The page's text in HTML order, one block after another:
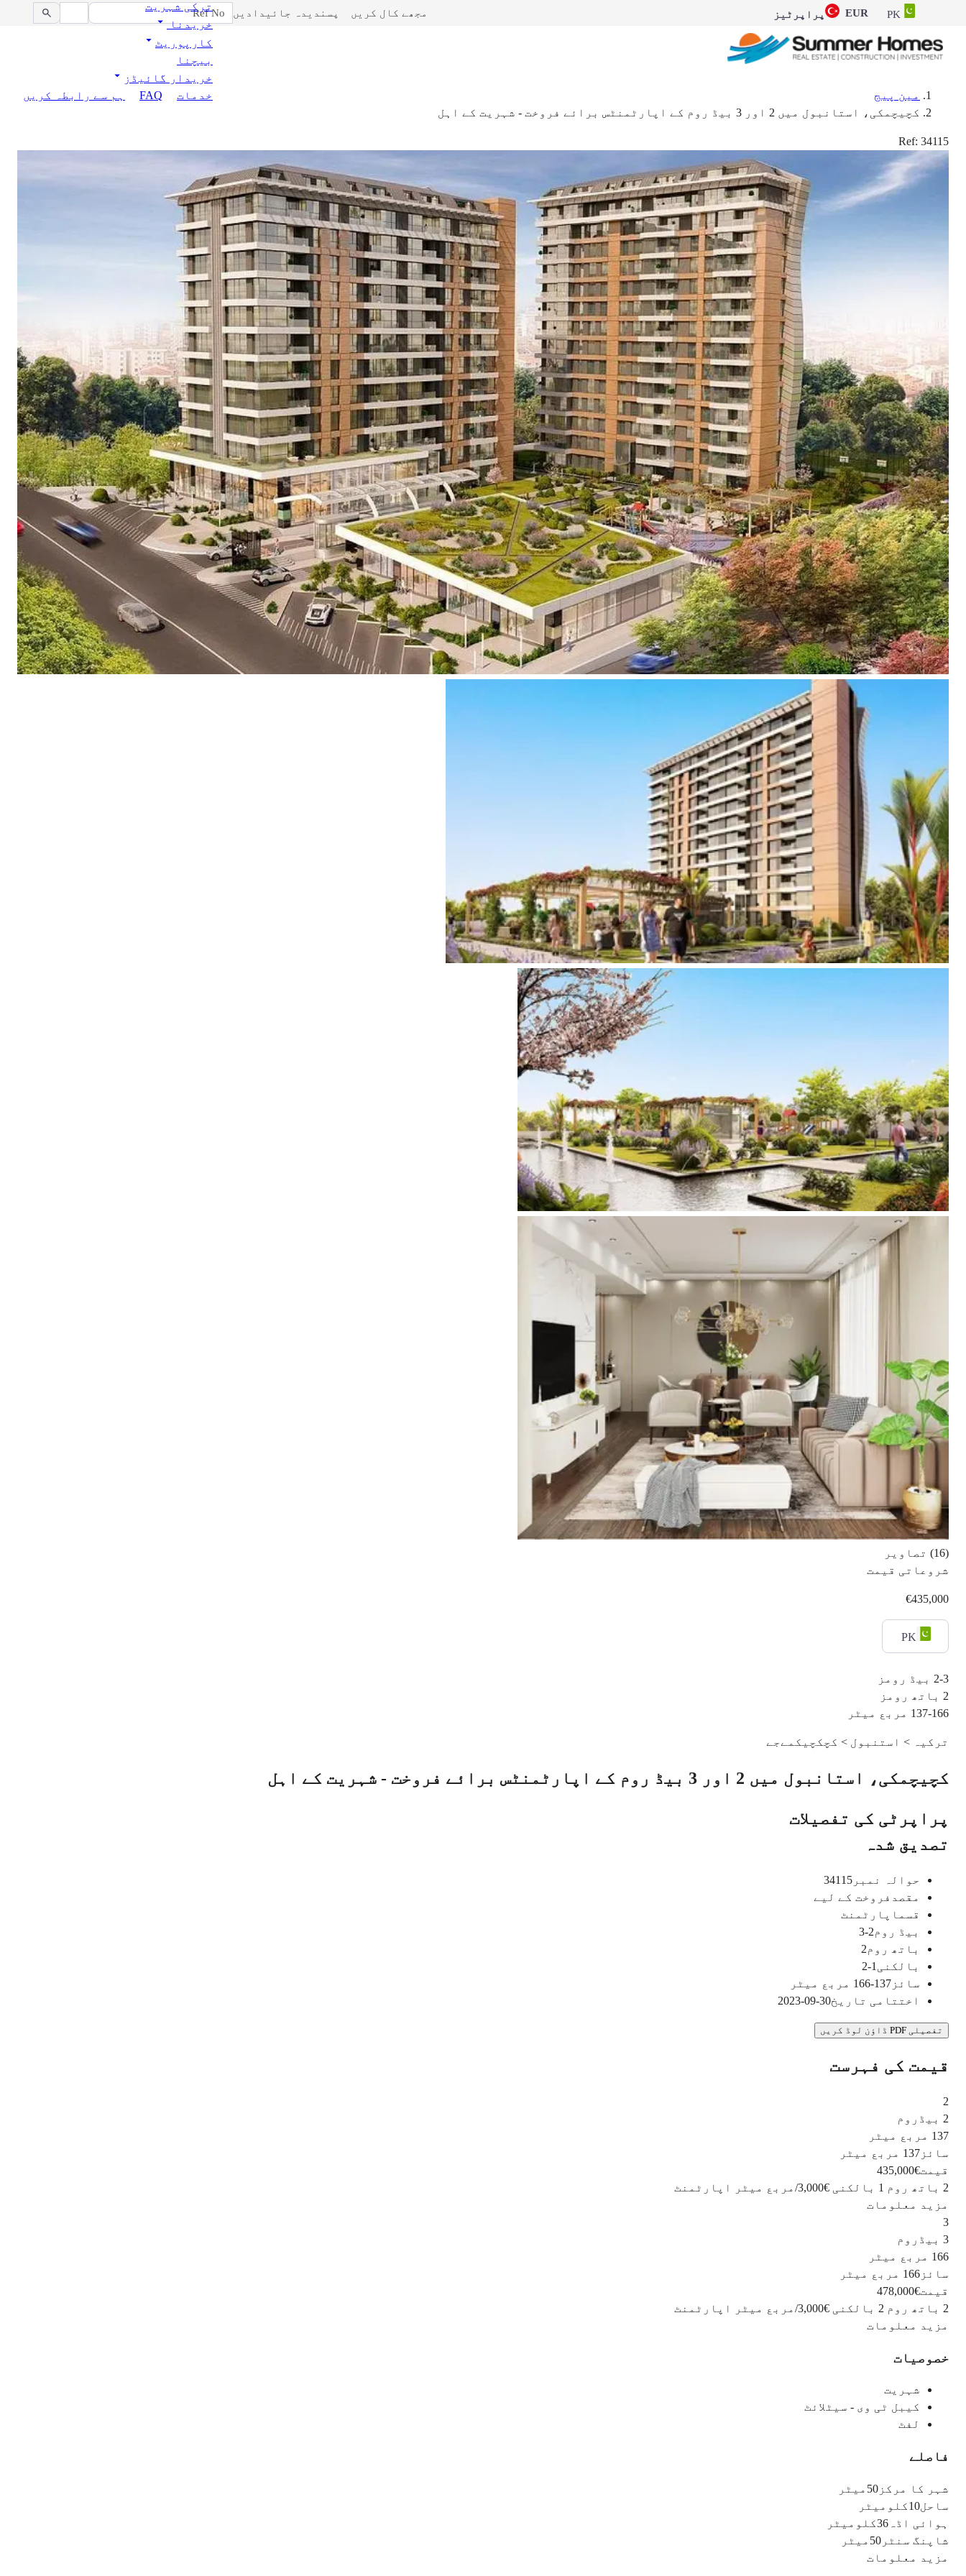
PK
EUR پراپرٹیز مجھے کال کریں پسندیدہ جائیدادیں
ترکی شہریت
خریدنا
کارپوریٹ
بیچنا
خریدار گائیڈز
خدمات
FAQ ہم سے رابطہ کریں
مین پیج
کچیچمکی، استانبول میں 2 اور 3 بیڈ روم کے اپارٹمنٹس برائے فروخت - شہریت کے اہل
Ref: 34115
(16) تصاویر
شروعاتی قیمت
€435,000
PK
2-3 بیڈ رومز
2 باتھ رومز
137-166 مربع میٹر
ترکیہ > استنبول > کچکچیکمےجے
کچیچمکی، استانبول میں 2 اور 3 بیڈ روم کے اپارٹمنٹس برائے فروخت - شہریت کے اہل
پراپرٹی کی تفصیلات
تصدیق شدہ
حوالہ نمبر 34115
مقصد فروخت کے لیے
قسم اپارٹمنٹ
بیڈ روم2-3
باتھ روم2
بالکنی 1-2
سائز 137-166
مربع میٹر
اختتامی تاریخ30-09-2023
تفصیلی PDF ڈاؤن لوڈ کریں
قیمت کی فہرست
2
2 بیڈروم
137 مربع میٹر
سائز 137 مربع میٹر
قیمت€435,000
2 باتھ روم
1 بالکنی €3,000
/مربع میٹر
اپارٹمنٹ
مزید معلومات
3
3 بیڈروم
166 مربع میٹر
سائز 166 مربع میٹر
قیمت€478,000
2 باتھ روم
2 بالکنی €3,000
/مربع میٹر
اپارٹمنٹ
مزید معلومات
خصوصیات
شہریت
کیبل ٹی وی - سیٹلائٹ
لفٹ
فاصلے
شہر کا مرکز 50میٹر
ساحل10کلومیٹر
ہوائی اڈہ 36کلومیٹر
شاپنگ سنٹر 50میٹر
مزید معلومات